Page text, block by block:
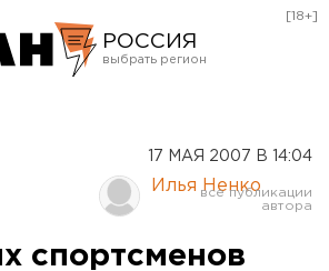
РОССИЯ
Курган
Оренбург
[18+]
17 МАЯ 2007 В 14:04
Илья Ненко
спортсменов